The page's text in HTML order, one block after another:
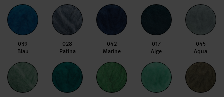
039
Blau
028
Patina
042
Marine
017
Alge
045
Aqua